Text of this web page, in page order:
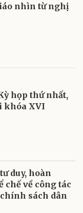
nhìn từ nghị
họp thứ nhất,
khóa XVI
duy, hoàn
chế về công tác
sách dân